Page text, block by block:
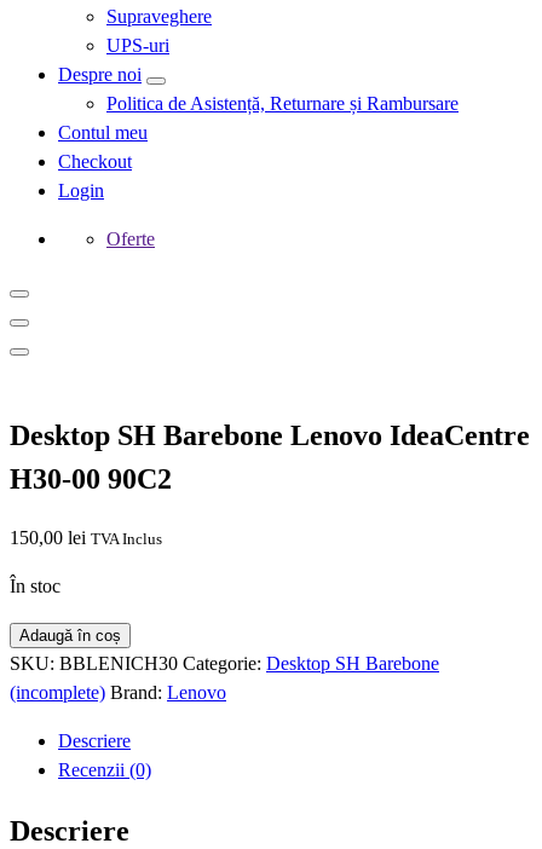
Supraveghere
UPS-uri
Despre noi
Politica de Asistență, Returnare și Rambursare
Contul meu
Checkout
Login
Oferte
Desktop SH Barebone Lenovo IdeaCentre
H30-00 90C2
150,00 lei TVA Inclus
În stoc
Cantitate
Desktop
SH
Lenovo
IdeaCentre
00
Adaugă în coș
SKU: BBLENICH30 Categorie: Desktop SH Barebone
(incomplete) Brand: Lenovo
Descriere
Recenzii (0)
Descriere